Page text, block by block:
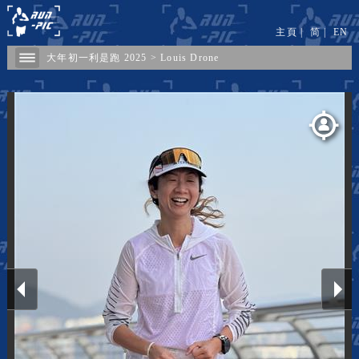
大年初一利是跑 2025 >Louis Drone
主頁 | 简| EN